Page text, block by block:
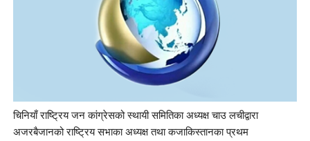
चिनियाँ राष्ट्रिय जन कांग्रेसको स्थायी समितिका अध्यक्ष चाउ लचीद्वारा
अजरबैजानको राष्ट्रिय सभाका अध्यक्ष तथा कजाकिस्तानका प्रथम